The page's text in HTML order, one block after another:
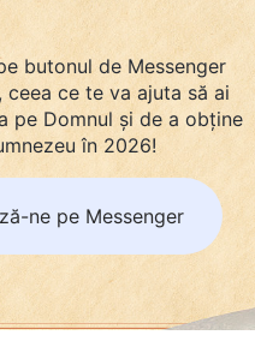
lume învățând chineză:
îi poate oferi omului
lui Dumnezeu”
Dumnezeu” – O
Atotputernic nu
un mâine mai frumos
butonul de Messenger
ce te va ajuta să ai
pe Domnul și de a obține
în 2026!
ne pe Messenger